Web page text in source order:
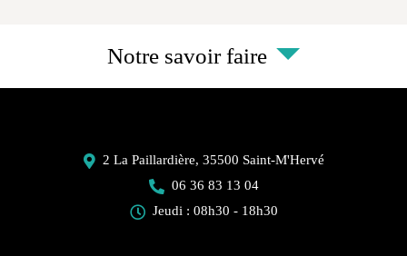
Notre savoir faire
2 La Paillardière, 35500 Saint-M'Hervé
06 36 83 13 04
Jeudi : 08h30 - 18h30